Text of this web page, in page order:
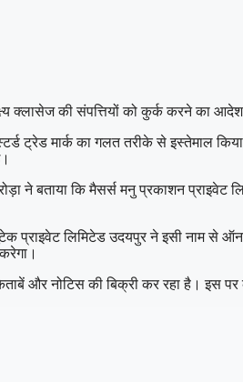
क्लासेज की संपत्तियों को कुर्क करने का
ट्रेड मार्क का गलत तरीके से इस्तेमाल
ने बताया कि मैसर्स मनु प्रकाशन प्राइवेट
प्राइवेट लिमिटेड उदयपुर ने इसी नाम से
और नोटिस की बिक्री कर रहा है। इस पर